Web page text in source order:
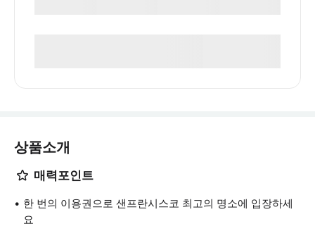
상품소개
매력포인트
한 번의 이용권으로 샌프란시스코 최고의 명소에 입장하세
요